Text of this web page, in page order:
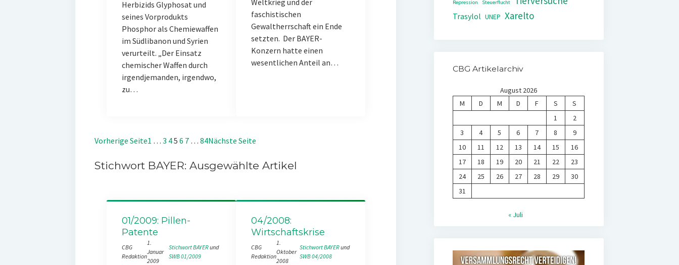
Herbizids Glyphosat und
seines Vorprodukts
Phosphor als Chemiewaffen
im Südlibanon und Syrien
verurteilt. „Der Einsatz
chemischer Waffen durch
irgendjemanden, irgendwo,
zu…
Weltkrieg und der
faschistischen
Gewaltherrschaft ein Ende
setzten. Der BAYER-
Konzern hatte einen
wesentlichen Anteil an…
Vorherige Seite1 … 3 45 6 7 … 84Nächste Seite
Stichwort BAYER: Ausgewählte Artikel
01/2009: Pillen-
Patente
CBG
Redaktion
1.
Januar
2009
Stichwort BAYER
und
SWB 01/2009
04/2008:
Wirtschaftskrise
CBG
Redaktion
1.
Oktober
2008
Stichwort BAYER
und
SWB 04/2008
Repression Steuerflucht
Trasylol UNEP Xarelto
CBG Artikelarchiv
August 2026
M
D M D F S
S
1
2
3
4 5 6 7 8
9
10
11 12 13 14 15
16
17
18 19 20 21 22
23
24
25 26 27 28 29
30
31
« Juli